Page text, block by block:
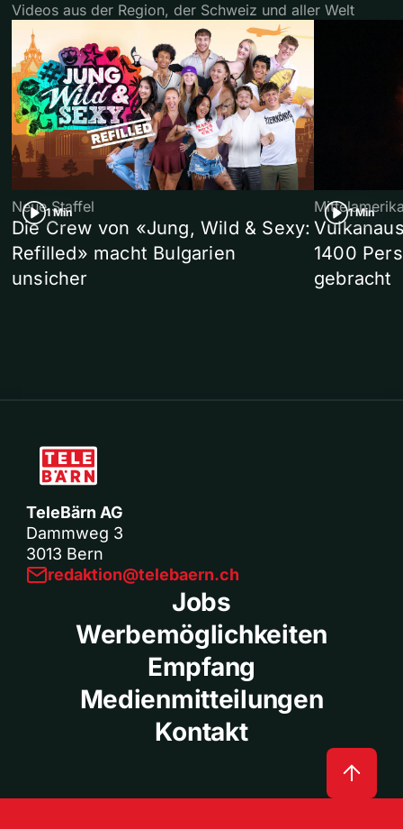
Videos aus der Region, der Schweiz und aller Welt
1 Min
Neue Staffel
Die Crew von «Jung, Wild & Sexy:
Refilled» macht Bulgarien
unsicher
1 Min
1400
gebracht
TeleBärn AG
Dammweg 3
3013 Bern
redaktion@telebaern.ch
Jobs
Werbemöglichkeiten
Empfang
Medienmitteilungen
Kontakt